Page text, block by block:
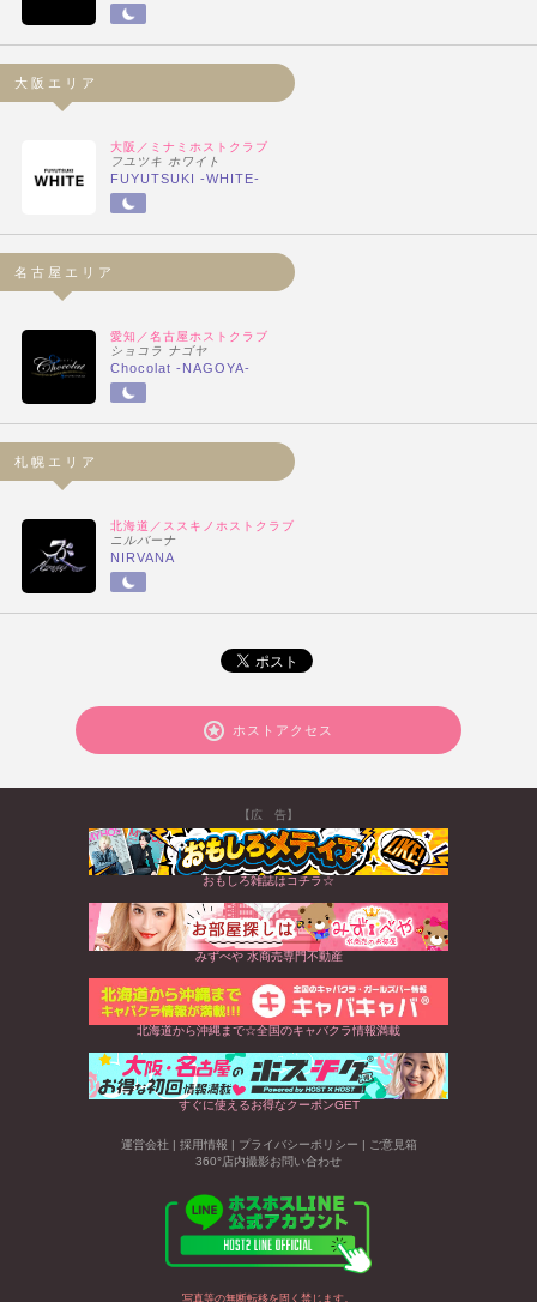
大阪エリア
大阪／ミナミホストクラブ
フユツキ ホワイト
FUYUTSUKI -WHITE-
名古屋エリア
愛知／名古屋ホストクラブ
ショコラ ナゴヤ
Chocolat -NAGOYA-
札幌エリア
北海道／ススキノホストクラブ
ニルバーナ
NIRVANA
ホストアクセス
【広 告】
おもしろ雑誌はコチラ☆
みずべや 水商売専門不動産
北海道から沖縄まで☆全国のキャバクラ情報満載
すぐに使えるお得なクーポンGET
運営会社 | 採用情報 | プライバシーポリシー | ご意見箱
360°店内撮影お問い合わせ
写真等の無断転移を固く禁じます。